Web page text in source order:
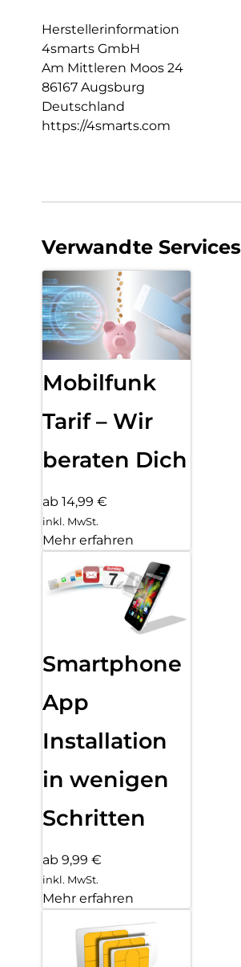
Herstellerinformation
4smarts GmbH
Am Mittleren Moos 24
86167 Augsburg
Deutschland
https://4smarts.com
Verwandte Services
Mobilfunk
Tarif – Wir
beraten Dich
ab 14,99 €
inkl. MwSt.
Mehr erfahren
Smartphone
App
Installation
in wenigen
Schritten
ab 9,99 €
inkl. MwSt.
Mehr erfahren